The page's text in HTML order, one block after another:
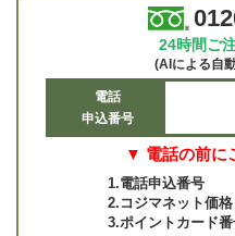
24時間ご
(AIによる自
電話
申込番号
▼ 電話の前に
1.電話申込番号
2.コジマネット価格
3.ポイントカード